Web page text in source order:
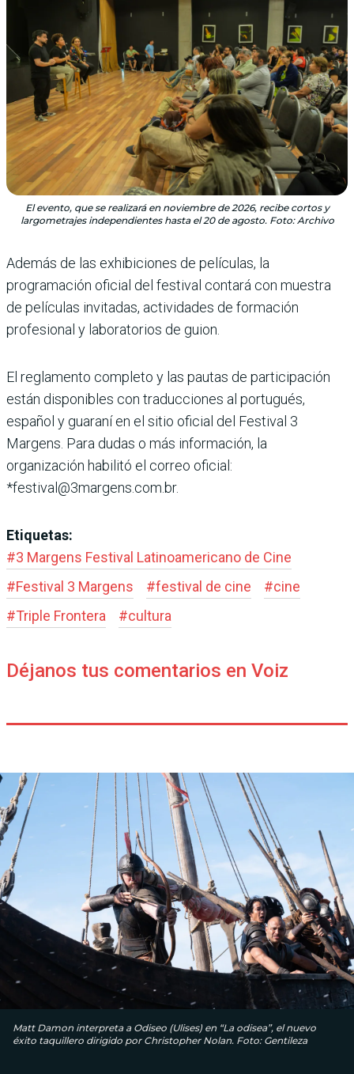
El evento, que se realizará en noviembre de 2026, recibe cortos y
largometrajes independientes hasta el 20 de agosto. Foto: Archivo
Además de las exhibiciones de películas, la
programación oficial del festival contará con muestra
de películas invitadas, actividades de formación
profesional y laboratorios de guion.
El reglamento completo y las pautas de participación
están disponibles con traducciones al portugués,
español y guaraní en el sitio oficial del Festival 3
Margens. Para dudas o más información, la
organización habilitó el correo oficial:
*festival@3margens.com.br.
Etiquetas:
#3 Margens Festival Latinoamericano de Cine
#Festival 3 Margens #festival de cine #cine
#Triple Frontera #cultura
Déjanos tus comentarios en Voiz
Matt Damon interpreta a Odiseo (Ulises) en “La odisea”, el nuevo
éxito taquillero dirigido por Christopher Nolan. Foto: Gentileza